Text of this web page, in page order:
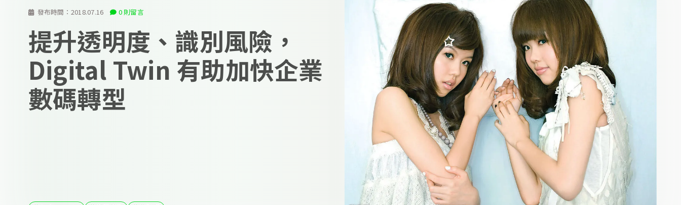
發布時間： 2018.07.16 0 則留言
提升透明度、識別風險，
Digital Twin 有助加快企業
數碼轉型